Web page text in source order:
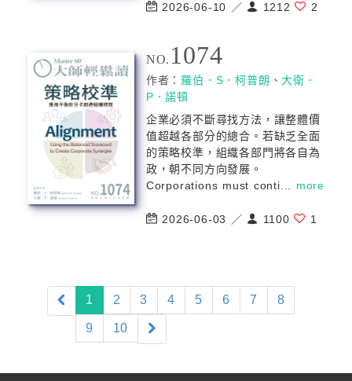
2026-06-10 ／ 1212 2
NO. 1074
作者： 羅伯．S．柯普朗 、大衛．
P．諾頓
企業必須不斷尋找方法，讓整體價
值超越各部分的總合。若缺乏全面
的策略校準，組織各部門將各自為
政，朝不同方向發展。
Corporations must conti... more
2026-06-03 ／ 1100 1
1 (current)
2 3 4 5 6 7 8
9 10